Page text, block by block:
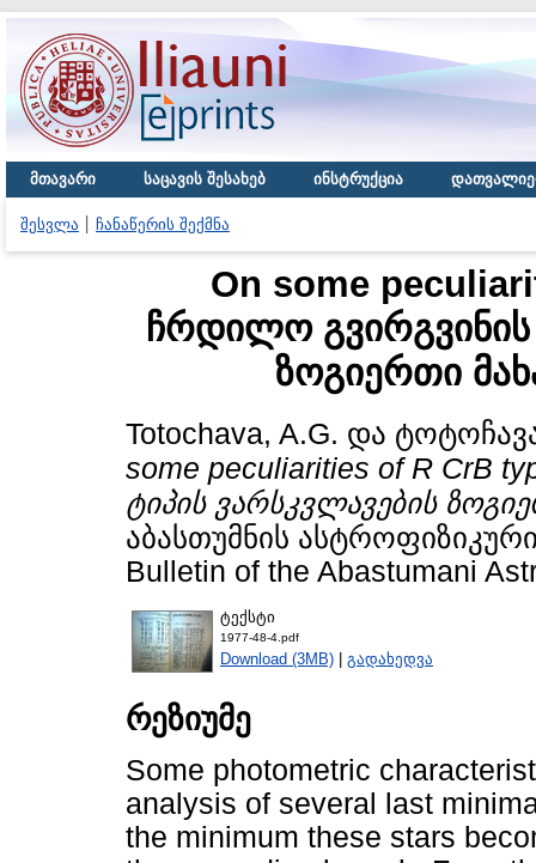
მთავარი საცავის შესახებ ინსტრუქცია
შესვლა ჩანაწერის შექმნა
On some
ჩრდილო გვირგვინის
ზოგიერთი
Totochava, A.G. და
some peculiarities of R CrB
ტიპის ვარსკვლავების
აბასთუმნის
Bulletin of the Abastumani
ტექსტი
1977-48-4.pdf
Download (3MB) | გადახედვა
რეზიუმე
Some photometric
analysis of several last
the minimum these stars